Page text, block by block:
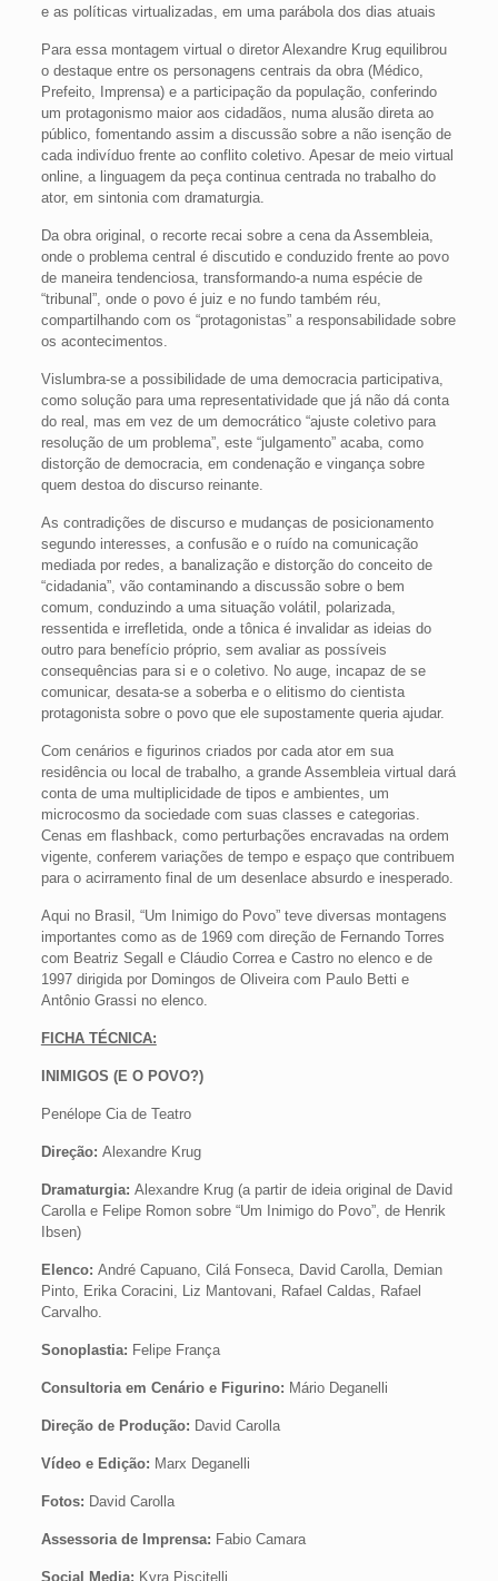
e as políticas virtualizadas, em uma parábola dos dias atuais
Para essa montagem virtual o diretor Alexandre Krug equilibrou
o destaque entre os personagens centrais da obra (Médico,
Prefeito, Imprensa) e a participação da população, conferindo
um protagonismo maior aos cidadãos, numa alusão direta ao
público, fomentando assim a discussão sobre a não isenção de
cada indivíduo frente ao conflito coletivo. Apesar de meio virtual
online, a linguagem da peça continua centrada no trabalho do
ator, em sintonia com dramaturgia.
Da obra original, o recorte recai sobre a cena da Assembleia,
onde o problema central é discutido e conduzido frente ao povo
de maneira tendenciosa, transformando-a numa espécie de
“tribunal”, onde o povo é juiz e no fundo também réu,
compartilhando com os “protagonistas” a responsabilidade sobre
os acontecimentos.
Vislumbra-se a possibilidade de uma democracia participativa,
como solução para uma representatividade que já não dá conta
do real, mas em vez de um democrático “ajuste coletivo para
resolução de um problema”, este “julgamento” acaba, como
distorção de democracia, em condenação e vingança sobre
quem destoa do discurso reinante.
As contradições de discurso e mudanças de posicionamento
segundo interesses, a confusão e o ruído na comunicação
mediada por redes, a banalização e distorção do conceito de
“cidadania”, vão contaminando a discussão sobre o bem
comum, conduzindo a uma situação volátil, polarizada,
ressentida e irrefletida, onde a tônica é invalidar as ideias do
outro para benefício próprio, sem avaliar as possíveis
consequências para si e o coletivo. No auge, incapaz de se
comunicar, desata-se a soberba e o elitismo do cientista
protagonista sobre o povo que ele supostamente queria ajudar.
Com cenários e figurinos criados por cada ator em sua
residência ou local de trabalho, a grande Assembleia virtual dará
conta de uma multiplicidade de tipos e ambientes, um
microcosmo da sociedade com suas classes e categorias.
Cenas em flashback​, como perturbações encravadas na ordem
vigente, conferem variações de tempo e espaço que contribuem
para o acirramento final de um desenlace absurdo e inesperado.
Aqui no Brasil, “Um Inimigo do Povo” teve diversas montagens
importantes como as de 1969 com direção de Fernando Torres
com Beatriz Segall e Cláudio Correa e Castro no elenco e de
1997 dirigida por Domingos de Oliveira com Paulo Betti e
Antônio Grassi no elenco.
FICHA TÉCNICA:
INIMIGOS (E O POVO?)
Penélope Cia de Teatro
Direção: Alexandre Krug
Dramaturgia: ​ Alexandre Krug (a partir de ideia original de David
Carolla e Felipe Romon sobre “Um Inimigo do Povo”, de Henrik
Ibsen)
Elenco: André Capuano, Cilá Fonseca, David Carolla, Demian
Pinto, Erika Coracini, Liz Mantovani, Rafael Caldas, Rafael
Carvalho.
Sonoplastia: ​Felipe França
Consultoria em Cenário e Figurino: ​Mário Deganelli
Direção de Produção:​ David Carolla
Vídeo e Edição: ​ Marx Deganelli
Fotos: David Carolla
Assessoria de Imprensa: Fabio Camara
Social Media: Kyra Piscitelli